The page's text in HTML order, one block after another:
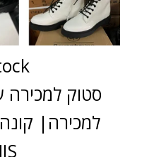
סטוק למכירה
למכירה|